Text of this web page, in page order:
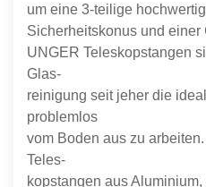
um eine 3-teilige
Sicherheitskonus und einer
UNGER Teleskopstangen
Glas-
reinigung seit jeher die
problemlos
vom Boden aus zu
Teles-
kopstangen aus